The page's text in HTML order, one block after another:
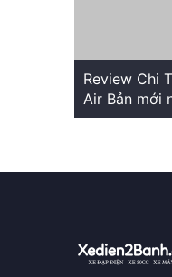
Review Chi
Air Bản mới